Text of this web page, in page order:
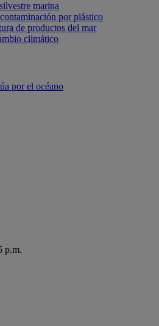
marina
por plástico
de productos del mar
climático
por el océano
p.m.